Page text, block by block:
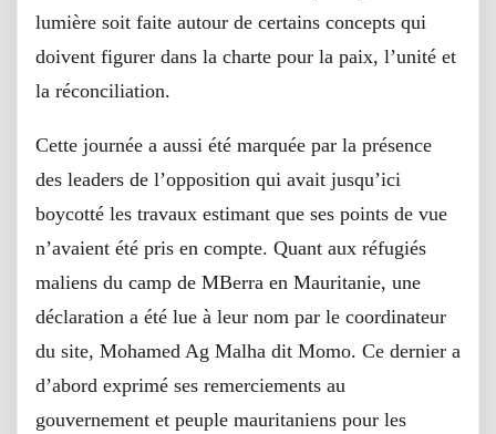
lumière soit faite autour de certains concepts qui
doivent figurer dans la charte pour la paix, l’unité et
la réconciliation.
Cette journée a aussi été marquée par la présence
des leaders de l’opposition qui avait jusqu’ici
boycotté les travaux estimant que ses points de vue
n’avaient été pris en compte. Quant aux réfugiés
maliens du camp de MBerra en Mauritanie, une
déclaration a été lue à leur nom par le coordinateur
du site, Mohamed Ag Malha dit Momo. Ce dernier a
d’abord exprimé ses remerciements au
gouvernement et peuple mauritaniens pour les